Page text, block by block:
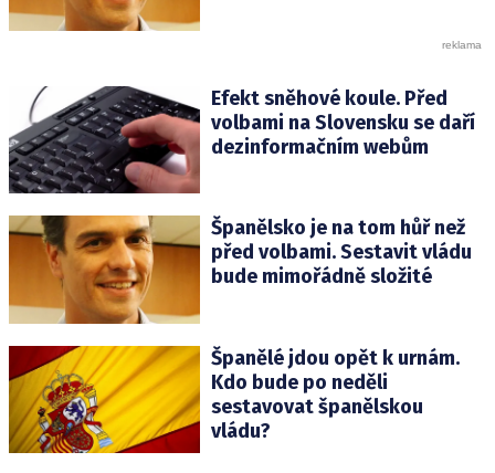
Efekt sněhové koule. Před
volbami na Slovensku se daří
dezinformačním webům
Španělsko je na tom hůř než
před volbami. Sestavit vládu
bude mimořádně složité
Španělé jdou opět k urnám.
Kdo bude po neděli
sestavovat španělskou
vládu?